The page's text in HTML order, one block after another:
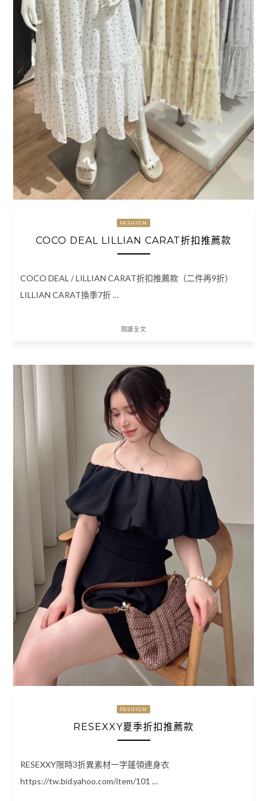
FASHION
COCO DEAL LILLIAN CARAT折扣推薦款
COCO DEAL / LILLIAN CARAT折扣推薦款（二件再9折）
LILLIAN CARAT換季7折 …
閱讀全文
FASHION
RESEXXY夏季折扣推薦款
RESEXXY限時3折異素材一字蓬領連身衣
https://tw.bid.yahoo.com/item/101 …